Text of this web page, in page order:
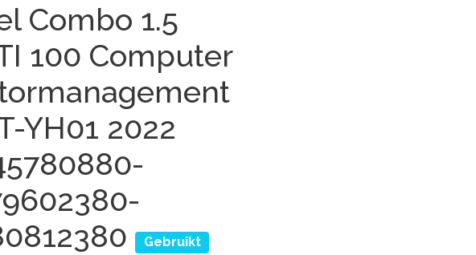
Combo 1.5
100 Computer
YH01 2022
Gebruikt